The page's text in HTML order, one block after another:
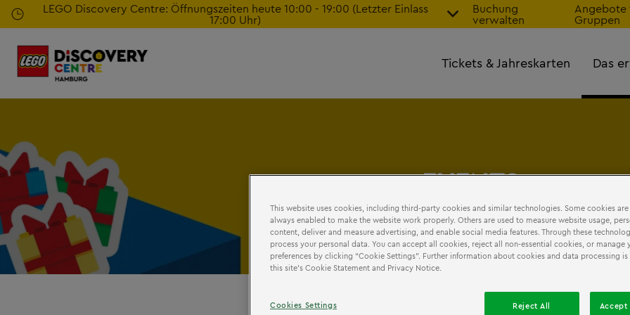
Zum
Hauptinhalt
springen
LEGO Discovery Centre: Öffnungszeiten heute 10:00 - 19:00 (Letzter Einlass
17:00 Uhr)
Buchung
verwalten
Angebote
Gruppen
Tickets & Jahreskarten Das
EVENTS
This website uses cookies, including third-party cookies and similar technologies. Some cookies are
always enabled to make the website work properly. Others are used to measure website usage,
content, deliver and measure advertising, and enable social media features. Through these
process your personal data. You can accept all cookies, reject all non-essential cookies, or manage
preferences by clicking “Cookie Settings”. Further information about cookies and data processing
this site’s Cookie Statement and Privacy Notice.
Reject All Accept
Cookies Settings